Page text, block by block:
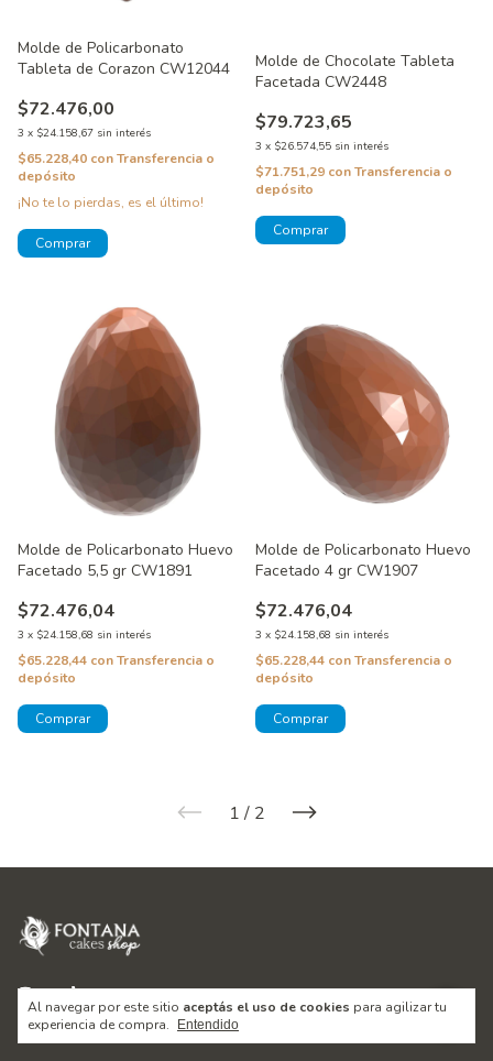
Al navegar por este sitio aceptás el uso de cookies para agilizar tu
experiencia de compra.
Entendido
Molde de Policarbonato
Tableta de Corazon CW12044
$72.476,00
3 x $24.158,67 sin interés
$65.228,40 conTransferencia o
depósito
¡No te lo pierdas, es el último!
Molde de Chocolate Tableta
Facetada CW2448
$79.723,65
3 x $26.574,55 sin interés
$71.751,29 conTransferencia o
depósito
Molde de Policarbonato Huevo
Facetado 5,5 gr CW1891
$72.476,04
3 x $24.158,68 sin interés
$65.228,44 conTransferencia o
depósito
Molde de Policarbonato Huevo
Facetado 4 gr CW1907
$72.476,04
3 x $24.158,68 sin interés
$65.228,44 conTransferencia o
depósito
1 / 2